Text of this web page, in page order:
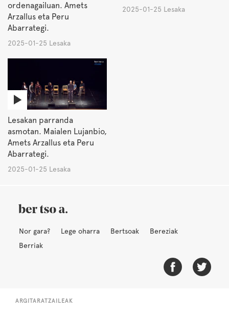
ordenagailuan. Amets
Arzallus eta Peru
Abarrategi.
2025-01-25 Lesaka
2025-01-25 Lesaka
Lesakan parranda
asmotan. Maialen Lujanbio,
Amets Arzallus eta Peru
Abarrategi.
2025-01-25 Lesaka
Nor gara? Lege oharra Bertsoak
Bereziak
Berriak
ARGITARATZAILEAK